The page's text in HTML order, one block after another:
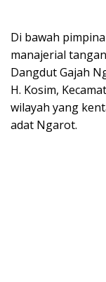
Di bawah
manajerial
Dangdut Gajah
H. Kosim,
wilayah yang
adat Ngarot.